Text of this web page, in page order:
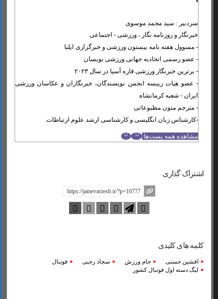
سردبیر : سید محمد موسوی
خبرنگار و روزنامه نگار ، ورزشی - اجتماعی
- مسوول هفته نامه بیستون ورزشی و خبرگزاری ایلنا
- عضو رسمی اتحادیه جهانی ورزشی نویسان
- برترین خبرنگار ورزشی قاره آسیا در سال ۲۰۲۳
- عضو هیات رییسه انجمن نویسندگان، خبرنگاران و عکاسان ورزشی
ایران - شعبه کرمانشاه
- مترجم متون مطبوعاتی
-کارشناس زبان انگلیسی و کارشناسی ارشد علوم ارتباطات
مشاهده همه پست‌ها
اشتراک گذاری
کلمه های کلیدی
افشین حسنی جام ورزش سجاد رجبی
فوتبال
لیگ دسته اول فوتبال کشور